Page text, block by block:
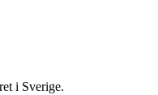
i Sverige.